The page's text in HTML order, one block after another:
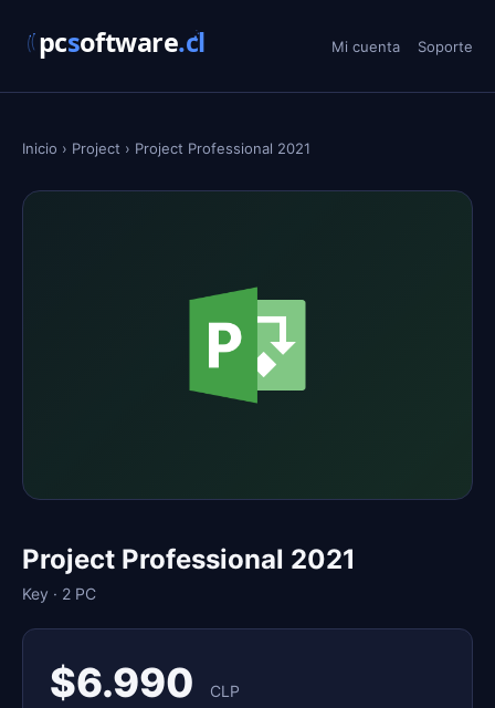
Mi cuenta Soporte
Inicio › Project › Project Professional 2021
Project Professional 2021
Key · 2 PC
$6.990 CLP